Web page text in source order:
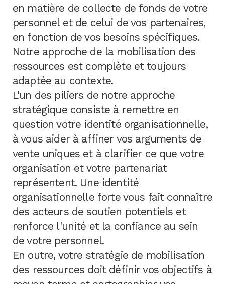
en matière de collecte de fonds de votre
personnel et de celui de vos partenaires,
en fonction de vos besoins spécifiques.
Notre approche de la mobilisation des
ressources est complète et toujours
adaptée au contexte.
L'un des piliers de notre approche
stratégique consiste à remettre en
question votre identité organisationnelle,
à vous aider à affiner vos arguments de
vente uniques et à clarifier ce que votre
organisation et votre partenariat
représentent. Une identité
organisationnelle forte vous fait connaître
des acteurs de soutien potentiels et
renforce l'unité et la confiance au sein
de votre personnel.
En outre, votre stratégie de mobilisation
des ressources doit définir vos objectifs à